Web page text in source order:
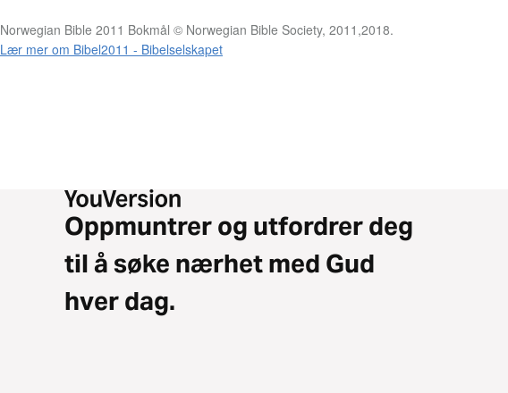
Norwegian Bible 2011 Bokmål © Norwegian Bible Society, 2011,2018.
Lær mer om Bibel2011 - Bibelselskapet
Oppmuntrer og utfordrer deg
til å søke nærhet med Gud
hver dag.